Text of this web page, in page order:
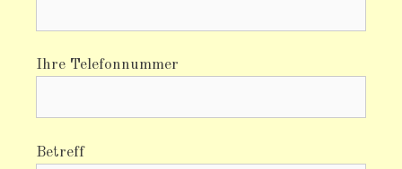
Ihre Telefonnummer
Betreff